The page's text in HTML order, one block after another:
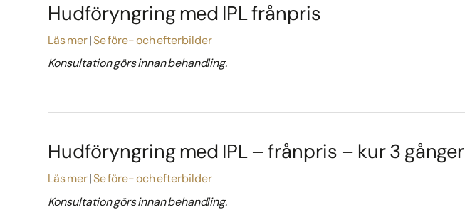
Hudföryngring med IPL frånpris
Läs mer Se före- och efterbilder
Konsultation görs innan behandling.
Hudföryngring med IPL – frånpris – kur 3 gånger
Läs mer Se före- och efterbilder
Konsultation görs innan behandling.